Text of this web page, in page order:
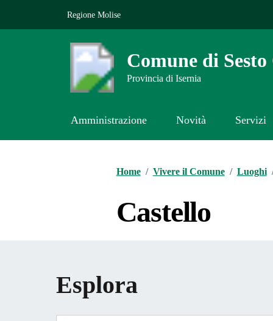
Regione Molise
Comune di
Provincia di Isernia
Amministrazione Novità Servizi
Home / Vivere il Comune / Luoghi
Castello
Esplora